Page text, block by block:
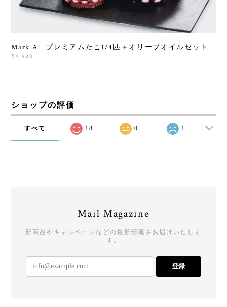
Mark A プレミアムたこ1/4匹＋オリーブオイルセット
¥5,980
ショップの評価
すべて 18 0 1
Mail Magazine
新商品やキャンペーンなどの最新情報をお届けいたしま
す。
登録